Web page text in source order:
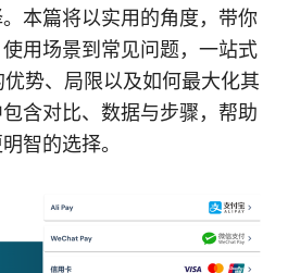
本篇将以实用的角度，带你
用场景到常见问题，一站式
势、局限以及如何最大化其
含对比、数据与步骤，帮助
智的选择。